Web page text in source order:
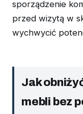
sporządzenie
przed wizytą w
wychwycić
Jak
mebli bez